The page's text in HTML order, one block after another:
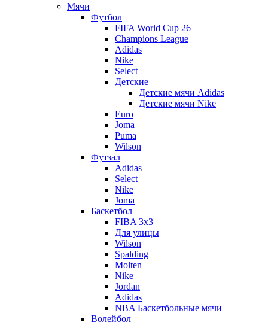
Мячи
Футбол
FIFA World Cup 26
Champions League
Adidas
Nike
Select
Детские
Детские мячи Adidas
Детские мячи Nike
Euro
Joma
Puma
Wilson
Футзал
Adidas
Select
Nike
Joma
Баскетбол
FIBA 3x3
Для улицы
Wilson
Spalding
Molten
Nike
Jordan
Adidas
NBA Баскетбольные мячи
Волейбол